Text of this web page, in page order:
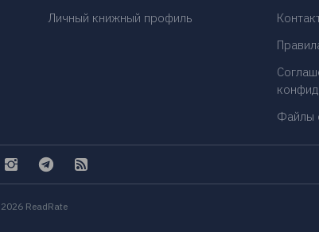
Личный книжный профиль
Файлы
ReadRate